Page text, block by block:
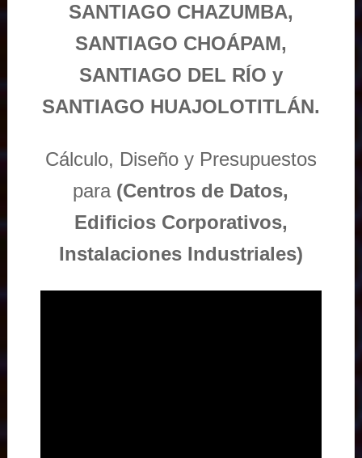
SANTIAGO CHAZUMBA,
SANTIAGO CHOÁPAM,
SANTIAGO DEL RÍO y
SANTIAGO HUAJOLOTITLÁN.
Cálculo, Diseño y Presupuestos
para (Centros de Datos,
Edificios Corporativos,
Instalaciones Industriales)